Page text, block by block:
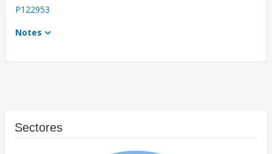
P122953
Notes
Sectores